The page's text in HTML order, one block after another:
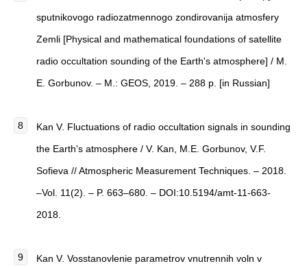
sputnikovogo radiozatmennogo zondirovanija atmosfery
Zemli [Physical and mathematical foundations of satellite
radio occultation sounding of the Earth's atmosphere] / M.
E. Gorbunov. – M.: GEOS, 2019. – 288 p. [in Russian]
Kan V. Fluctuations of radio occultation signals in sounding
the Earth's atmosphere / V. Kan, M.E. Gorbunov, V.F.
Sofieva // Atmospheric Measurement Techniques. – 2018.
–Vol. 11(2). – P. 663–680. – DOI:10.5194/amt-11-663-
2018.
Kan V. Vosstanovlenie parametrov vnutrennih voln v